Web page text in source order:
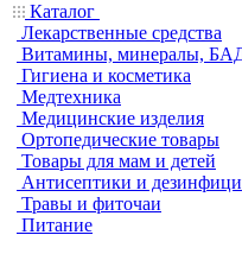
Каталог
Лекарственные средства
Витамины, минералы,
Гигиена и косметика
Медтехника
Медицинские изделия
Ортопедические товары
Товары для мам и детей
Антисептики и
Травы и фиточаи
Питание